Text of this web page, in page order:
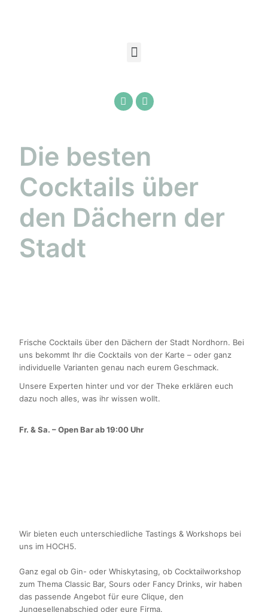
Die besten
Cocktails über
den Dächern der
Stadt
Frische Cocktails über den Dächern der Stadt Nordhorn. Bei
uns bekommt Ihr die Cocktails von der Karte – oder ganz
individuelle Varianten genau nach eurem Geschmack.
Unsere Experten hinter und vor der Theke erklären euch
dazu noch alles, was ihr wissen wollt.
Fr. & Sa. – Open Bar ab 19:00 Uhr
Wir bieten euch unterschiedliche Tastings & Workshops bei
uns im HOCH5.
Ganz egal ob Gin- oder Whiskytasing, ob Cocktailworkshop
zum Thema Classic Bar, Sours oder Fancy Drinks, wir haben
das passende Angebot für eure Clique, den
Jungesellenabschied oder eure Firma.